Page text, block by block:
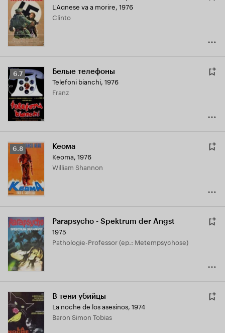
L'Agnese va a morire, 1976
Clinto
Рейтинг
Кинопоиска
6.7
6.7 Белые телефоны
Telefoni bianchi, 1976
Franz
Рейтинг
Кинопоиска
6.8
6.8 Кеома
Keoma, 1976
William Shannon
Parapsycho - Spektrum der Angst
1975
Pathologie-Professor (ep.: Metempsychose)
В тени убийцы
La noche de los asesinos, 1974
Baron Simon Tobias